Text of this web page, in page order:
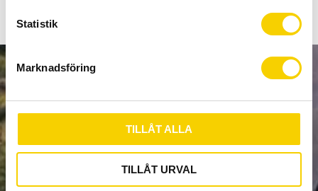
s
a
l
Statistik
Marknadsföring
TILLÅT ALLA
TILLÅT URVAL
SUBSCRIBE
Your personal information is processed in accordance with our